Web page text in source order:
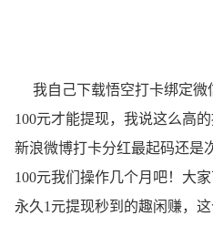
我自己下载悟空打卡绑定微
100元才能提现，我说这么高
新浪微博打卡分红最起码还是
100元我们操作几个月吧！大
永久1元提现秒到的趣闲赚，